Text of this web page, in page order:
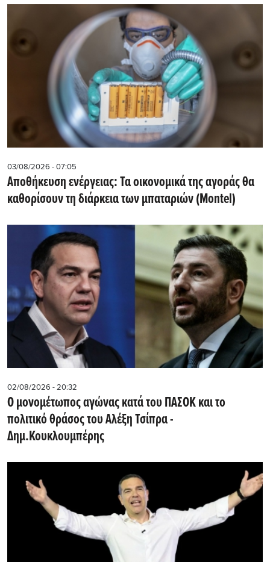
03/08/2026 - 07:05
Αποθήκευση ενέργειας: Τα οικονομικά της αγοράς θα
καθορίσουν τη διάρκεια των μπαταριών (Montel)
02/08/2026 - 20:32
Ο μονομέτωπος αγώνας κατά του ΠΑΣΟΚ και το
πολιτικό θράσος του Αλέξη Τσίπρα -
Δημ.Κουκλουμπέρης